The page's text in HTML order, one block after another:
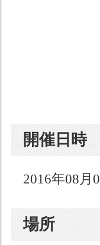
開催日時
2016年08月
場所